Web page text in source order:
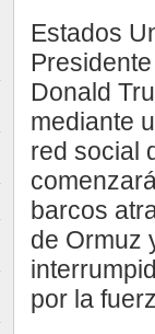
Estados
Donald
mediante
red social
barcos
de Ormuz
por la